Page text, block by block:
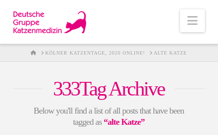
HOMEKÖLNER KATZENTAGE, 2020 ONLINE! ALTE KATZE
333Tag Archive
Below you'll find a list of all posts that have been
tagged as “alte Katze”